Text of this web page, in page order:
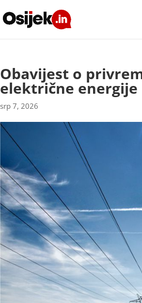
Obavijest o
električne energije
srp 7, 2026